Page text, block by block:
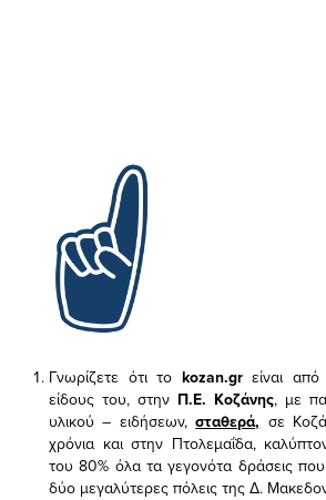
Γνωρίζετε ότι το kozan.gr είναι
είδους του, στην Π.Ε. Κοζάνης, με
υλικού – ειδήσεων,σταθερά, σε
χρόνια και στην Πτολεμαΐδα,
του 80% όλα τα γεγονότα δράσεις
δύο μεγαλύτερες πόλεις της Δ.